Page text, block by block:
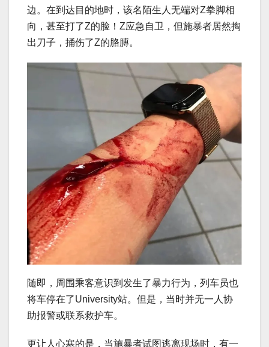
边。在到达目的地时，该名陌生人无端对Z拳脚相
向，甚至打了Z的脸！Z应急自卫，但施暴者居然掏
出刀子，捅伤了Z的胳膊。
随即，周围乘客意识到发生了暴力行为，列车员也
将车停在了University站。但是，当时并无一人协
助报警或联系救护车。
更让人心寒的是，当施暴者试图逃离现场时，有一